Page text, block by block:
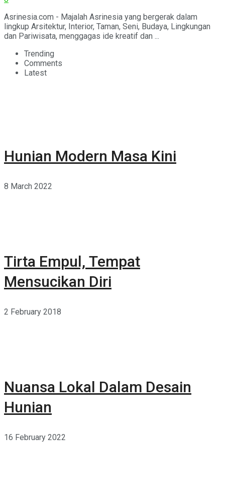
Asrinesia.com - Majalah Asrinesia yang bergerak dalam
lingkup Arsitektur, Interior, Taman, Seni, Budaya, Lingkungan
dan Pariwisata, menggagas ide kreatif dan ...
Trending
Comments
Latest
Hunian Modern Masa Kini
8 March 2022
Tirta Empul, Tempat
Mensucikan Diri
2 February 2018
Nuansa Lokal Dalam Desain
Hunian
16 February 2022